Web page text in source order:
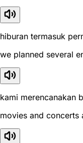
hiburan termasuk
we planned several
kami merencanakan
movies and concerts